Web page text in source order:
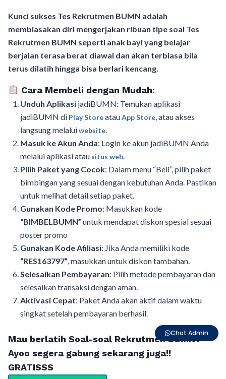
Kunci sukses Tes Rekrutmen BUMN adalah
membiasakan diri mengerjakan ribuan tipe soal Tes
Rekrutmen BUMN seperti anak bayi yang belajar
berjalan terasa berat diawal dan akan terbiasa bila
terus dilatih hingga bisa berlari kencang.
Cara Membeli dengan Mudah:
Unduh Aplikasi jadiBUMN: Temukan aplikasi
jadiBUMN di Play StoreatauApp Store, atau akses
langsung melaluiwebsite.
Masuk ke Akun Anda: Login ke akun jadiBUMN Anda
melalui aplikasi atau situs web.
Pilih Paket yang Cocok: Dalam menu “Beli”, pilih paket
bimbingan yang sesuai dengan kebutuhan Anda. Pastikan
untuk melihat detail setiap paket.
Gunakan Kode Promo: Masukkan kode
“BIMBELBUMN” untuk mendapat diskon spesial sesuai
poster promo
Gunakan Kode Afiliasi: Jika Anda memiliki kode
“RES163797”, masukkan untuk diskon tambahan.
Selesaikan Pembayaran: Pilih metode pembayaran dan
selesaikan transaksi dengan aman.
Aktivasi Cepat: Paket Anda akan aktif dalam waktu
singkat setelah pembayaran berhasil.
Mau berlatih Soal-soal Rekrutmen BUMN?
Ayoo segera gabung sekarang juga!!
GRATISSS
Chat Admin